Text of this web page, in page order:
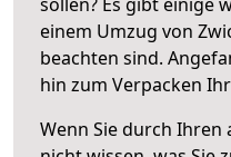
einem Umzug von
beachten sind.
hin zum Verpacken
Wenn Sie durch